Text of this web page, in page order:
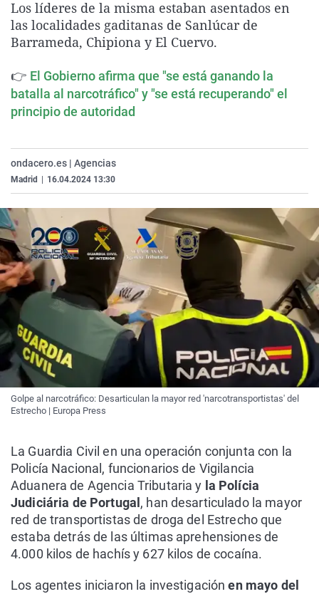
La rosa de los vientos
Gente viajera
Caso
Retornados
Operación Viuda
Extremadura
Galicia
Navarra
Virales
Televisión
Los líderes de la misma estaban asentados en
las localidades gaditanas de Sanlúcar de
Barrameda, Chipiona y El Cuervo.
👉 El Gobierno afirma que "se está ganando la
batalla al narcotráfico" y "se está recuperando" el
principio de autoridad
ondacero.es | Agencias
Madrid 16.04.2024 13:30
Golpe al narcotráfico: Desarticulan la mayor red 'narcotransportistas' del
Estrecho | Europa Press
La Guardia Civil en una operación conjunta con la
Policía Nacional, funcionarios de Vigilancia
Aduanera de Agencia Tributaria y la Polícia
Judiciária de Portugal , han desarticulado la mayor
red de transportistas de droga del Estrecho que
estaba detrás de las últimas aprehensiones de
4.000 kilos de hachís y 627 kilos de cocaína.
Los agentes iniciaron la investigaciónen mayo del